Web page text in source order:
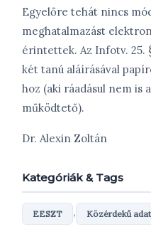
Egyelőre tehát nincs
meghatalmazást
érintettek. Az Infotv. 25.
két tanú aláírásával
hoz (aki ráadásul nem is
működtető).
Dr. Alexin Zoltán
Kategóriák & Tags
EESZT , Közérdekű